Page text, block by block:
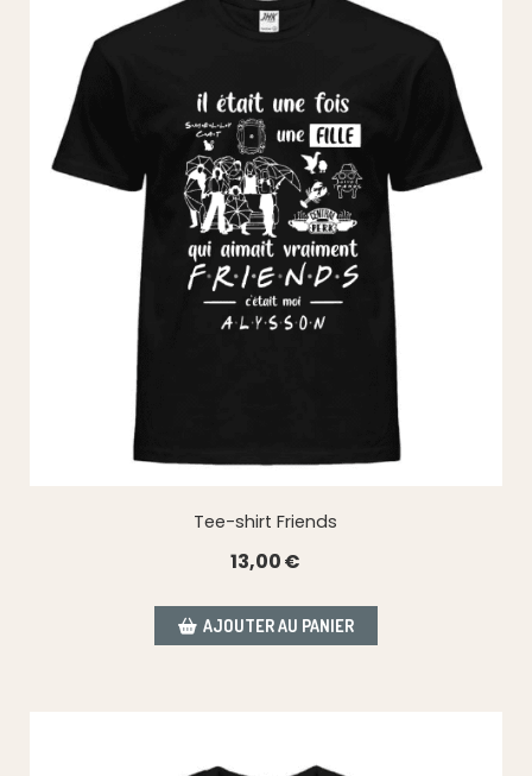
Tee-shirt Friends
13,00€
AJOUTER AU PANIER